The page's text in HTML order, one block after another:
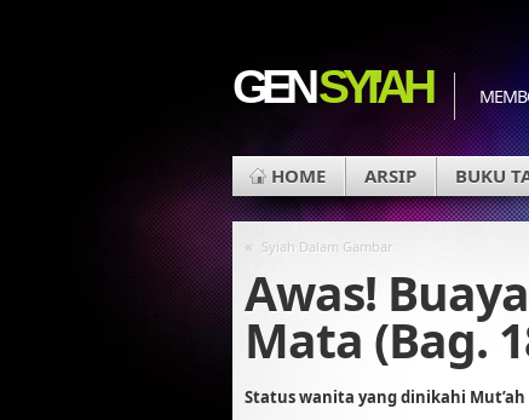
GENSYI'AH
HOME ARSIP BUKU
« Syiah Dalam Gambar
Awas!
Mata (Bag.
Status wanita yang dinikahi Mut’ah